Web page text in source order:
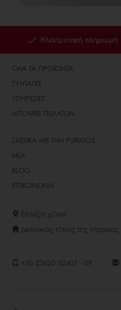
Ηλεκτρονική πληρωμή
ΟΛΑ ΤΑ ΠΡΟΪΟΝΤΑ
ΣΥΝΤΑΓΕΣ
ΥΠΗΡΕΣΙΕΣ
ΑΠΟΨΕΙΣ ΠΕΛΑΤΩΝ
ΣΧΕΤΙΚΑ ΜΕ ΤΗΝ PURATOS
ΝΕΑ
BLOG
ΕΠΙΚΟΙΝΩΝΙΑ
Επιλέξτε χώρα
Δικτυακός τόπος της εταιρείας
+30-22620-32407 - 09